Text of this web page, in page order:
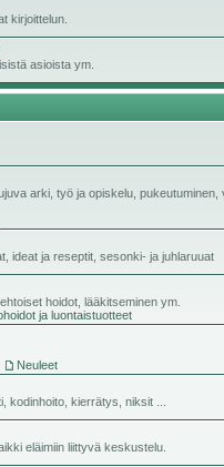
kirjoittelun.
asioista ym.
arki, työ ja opiskelu, pukeutuminen,
ideat ja reseptit, sesonki- ja juhlaruuat
hoidot, lääkitseminen ym.
ja luontaistuotteet
Neuleet
kodinhoito, kierrätys, niksit ...
eläimiin liittyvä keskustelu.